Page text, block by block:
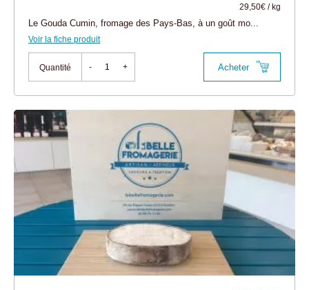
29,50€ / kg
Le Gouda Cumin, fromage des Pays-Bas, à un goût mo...
Voir la fiche produit
Quantité - + Acheter